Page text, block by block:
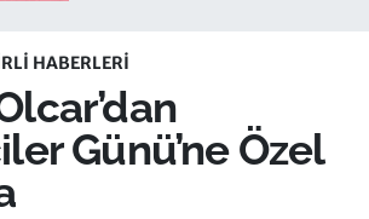
HABERLERI
Günü’ne Özel